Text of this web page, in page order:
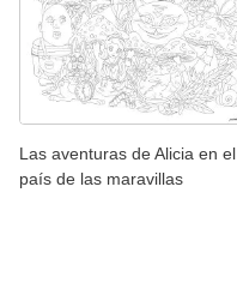
Las aventuras de Alicia en el
país de las maravillas